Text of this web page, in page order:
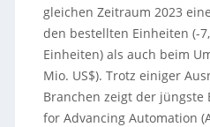
gleichen Zeitraum 2023
den bestellten Einheiten (-
Einheiten) als auch beim
Mio. US$). Trotz einiger
Branchen zeigt der jüngste
for Advancing Automation